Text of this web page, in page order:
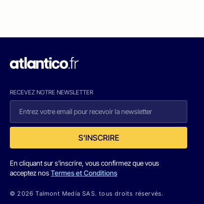
RECEVEZ NOTRE NEWSLETTER
S'INSCRIRE
En cliquant sur s'inscrire, vous confirmez que vous
acceptez nosTermes et Conditions
© 2026 Talmont Media SAS. tous droits réservés.